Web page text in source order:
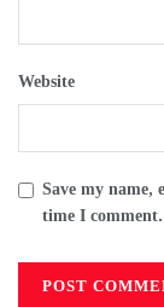
Website
Save my name,
time I comment.